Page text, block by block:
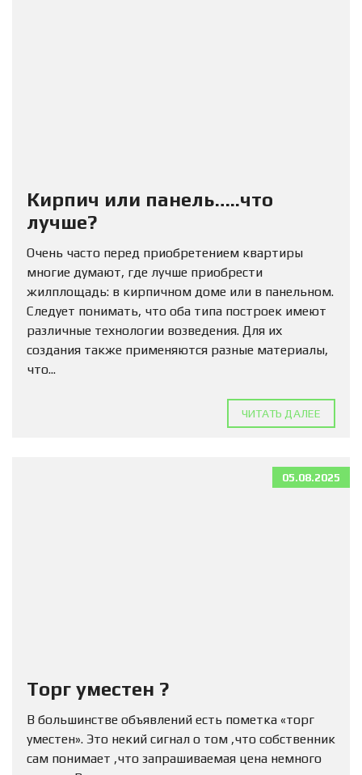
Кирпич или панель…..что
лучше?
Очень часто перед приобретением квартиры
многие думают, где лучше приобрести
жилплощадь: в кирпичном доме или в панельном.
Следует понимать, что оба типа построек имеют
различные технологии возведения. Для их
создания также применяются разные материалы,
что...
ЧИТАТЬ ДАЛЕЕ
05.08.2025
Торг уместен ?
В большинстве объявлений есть пометка «торг
уместен». Это некий сигнал о том ,что собственник
сам понимает ,что запрашиваемая цена немного